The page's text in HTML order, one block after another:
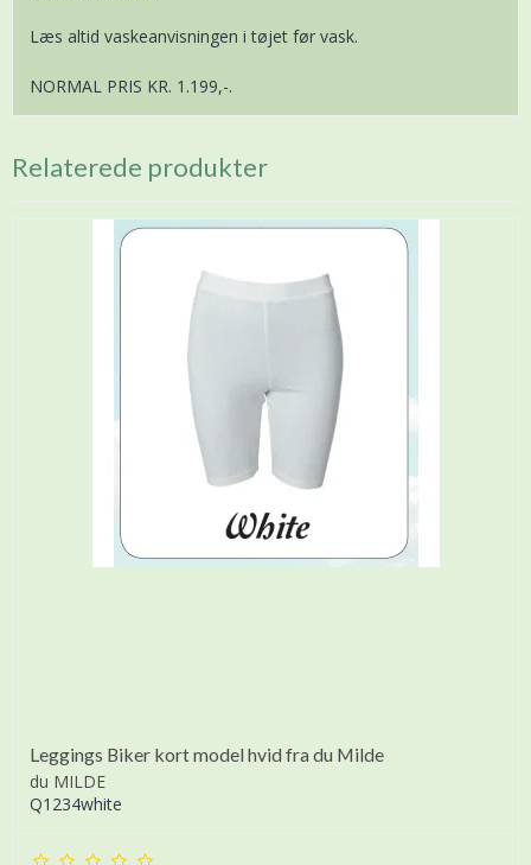
Læs altid vaskeanvisningen i tøjet før vask.
NORMAL PRIS KR. 1.199,-.
Relaterede produkter
Leggings Biker kort model hvid fra du Milde
du MILDE
Q1234white